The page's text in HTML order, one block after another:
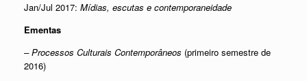
Jan/Jul 2017: Mídias, escutas e contemporaneidade
Ementas
– Processos Culturais Contemporâneos (primeiro semestre de
2016)